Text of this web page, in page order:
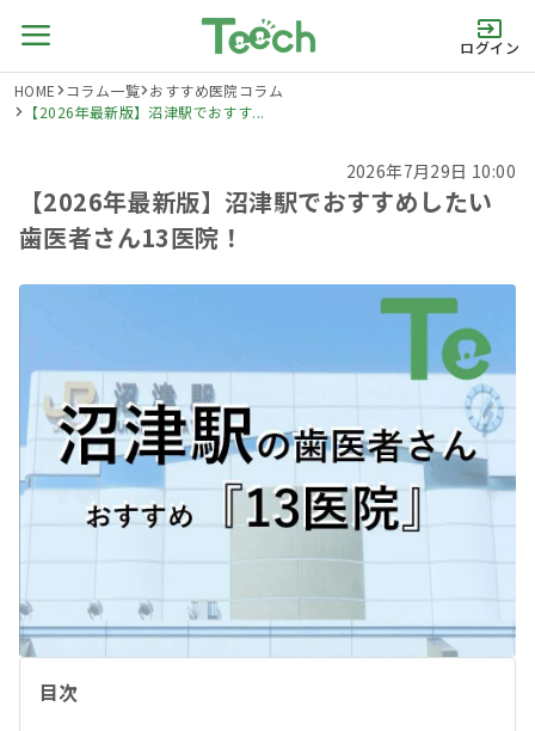
ログイン
HOME コラム一覧 おすすめ医院コラム
【2026年最新版】沼津駅でおすす...
2026年7月29日 10:00
【2026年最新版】沼津駅でおすすめしたい
歯医者さん13医院！
目次